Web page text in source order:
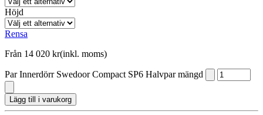
Höjd
Rensa
Från 14 020 kr(inkl. moms)
Par Innerdörr Swedoor Compact SP6 Halvpar mängd
Lägg till i varukorg